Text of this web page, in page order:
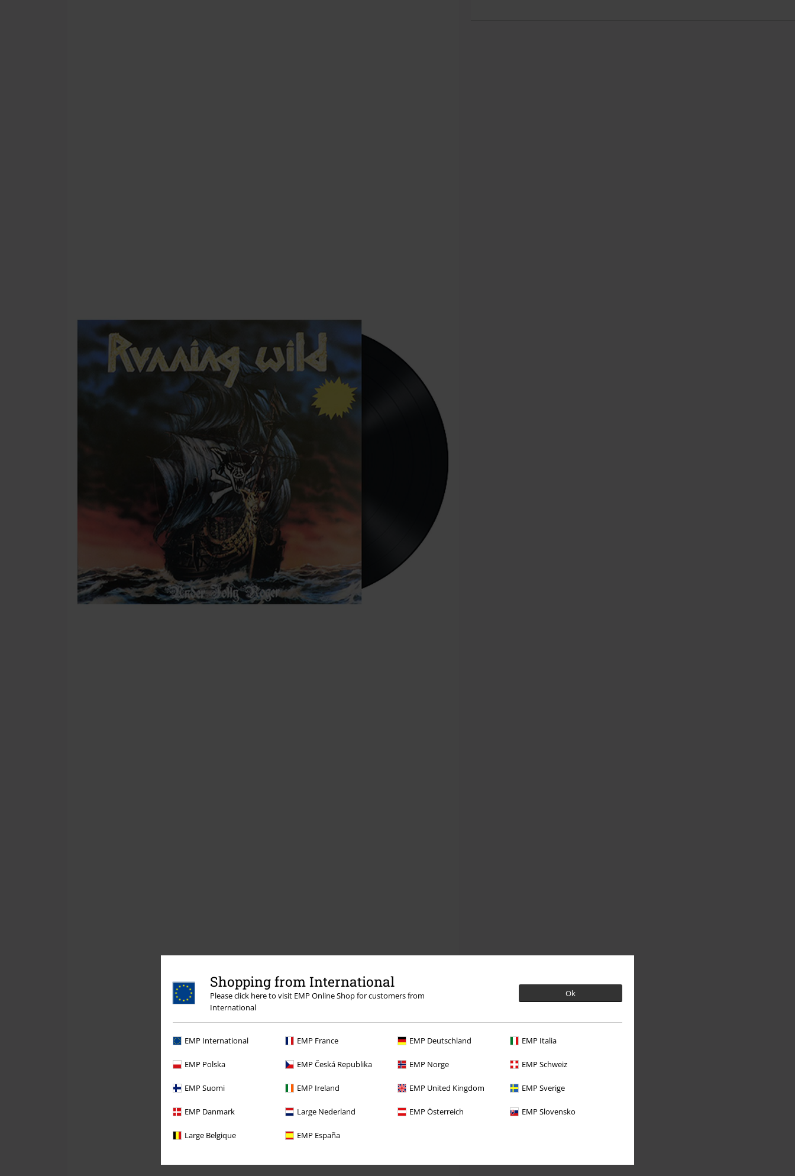
Shopping from International
Please click here to visit EMP Online Shop for customers from
International
Ok
EMP International EMP France EMP Deutschland EMP Italia
EMP Polska EMP Česká Republika EMP Norge EMP Schweiz
EMP Suomi EMP Ireland EMP United Kingdom EMP Sverige
EMP Danmark Large Nederland EMP Österreich EMP Slovensko
Large Belgique EMP España